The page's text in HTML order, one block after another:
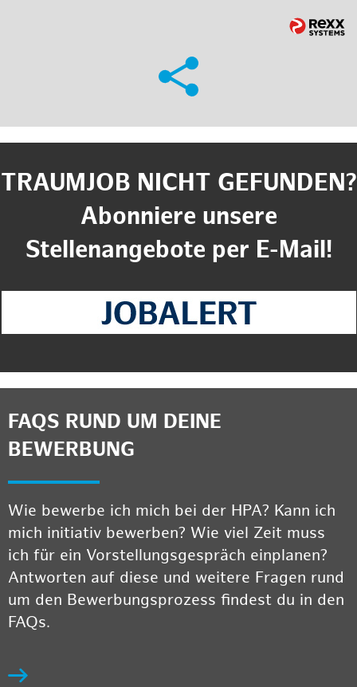
TRAUMJOB NICHT GEFUNDEN?
Abonniere unsere
Stellenangebote per E-Mail!
FAQS RUND UM DEINE
BEWERBUNG
Wie bewerbe ich mich bei der HPA? Kann ich
mich initiativ bewerben? Wie viel Zeit muss
ich für ein Vorstellungsgespräch einplanen?
Antworten auf diese und weitere Fragen rund
um den Bewerbungsprozess findest du in den
FAQs.